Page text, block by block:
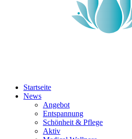
Startseite
News
Angebot
Entspannung
Schönheit & Pflege
Aktiv